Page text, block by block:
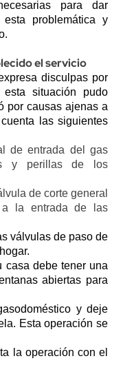
para dar
problemática y
el servicio
disculpas por
esta situación pudo
por causas ajenas a
las siguientes
de entrada del gas
y perillas de los
de corte general
a la entrada de las
válvulas de paso de
casa debe tener una
abiertas para
y deje
Esta operación se
la operación con el